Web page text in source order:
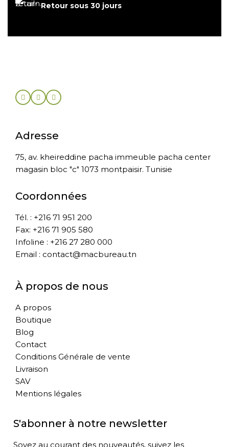
Retour sous 30 jours
Adresse
75, av. kheireddine pacha immeuble pacha center
magasin bloc "c" 1073 montpaisir. Tunisie
Coordonnées
Tél. : +216 71 951 200
Fax: +216 71 905 580
Infoline : +216 27 280 000
Email : contact@macbureau.tn
À propos de nous
A propos
Boutique
Blog
Contact
Conditions Générale de vente
Livraison
SAV
Mentions légales
S'abonner à notre newsletter
Soyez au courant des nouveautés, suivez les